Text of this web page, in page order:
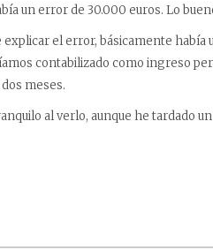
un error de 30.000 euros. Lo
explicar el error, básicamente había
contabilizado como ingreso
meses.
al verlo, aunque he tardado